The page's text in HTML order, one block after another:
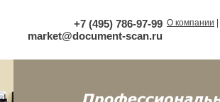
+7 (495) 786-97-99
market@document-scan.ru
О компании